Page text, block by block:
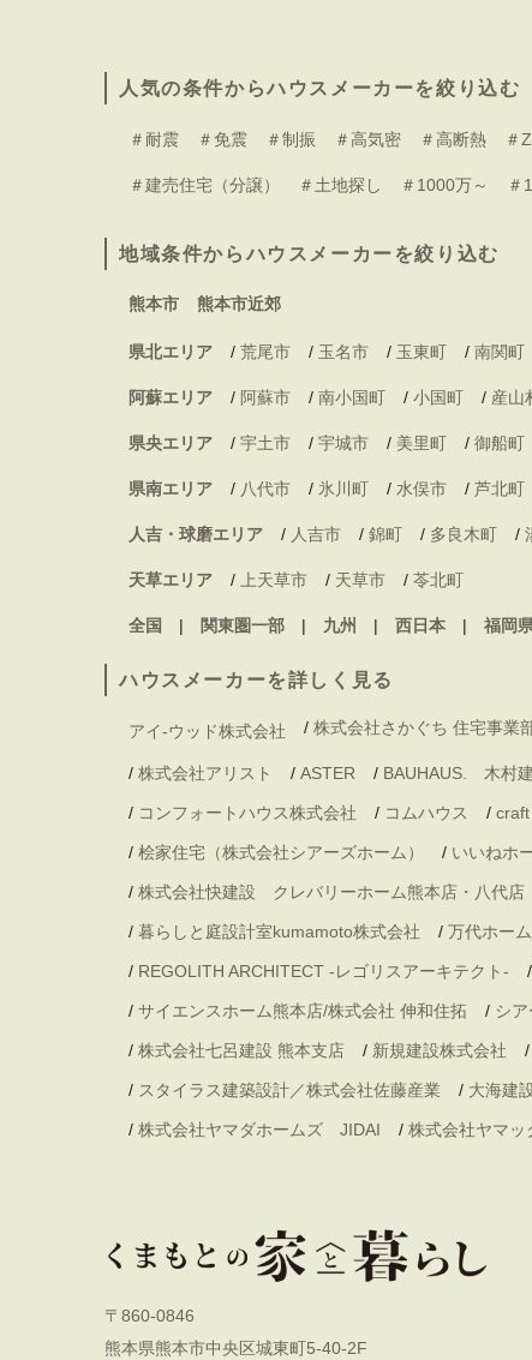
人気の条件からハウスメーカーを絞り込む
＃耐震 ＃免震 ＃制振 ＃高気密 ＃高断熱 ＃
＃建売住宅（分譲） ＃土地探し ＃1000万～ ＃
地域条件からハウスメーカーを絞り込む
熊本市 熊本市近郊
県北エリア / 荒尾市 / 玉名市 / 玉東町 / 南関町
阿蘇エリア / 阿蘇市 / 南小国町 / 小国町 / 産山
県央エリア / 宇土市 / 宇城市 / 美里町 / 御船町
県南エリア / 八代市 / 氷川町 / 水俣市 / 芦北町
人吉・球磨エリア / 人吉市 / 錦町 / 多良木町 /
天草エリア / 上天草市 / 天草市 / 苓北町
全国 関東圏一部 九州 西日本 福岡
ハウスメーカーを詳しく見る
アイ-ウッド株式会社 / 株式会社さかぐち 住宅事業
/ 株式会社アリスト / ASTER / BAUHAUS. 木村
/ コンフォートハウス株式会社 / コムハウス / craft
/ 桧家住宅（株式会社シアーズホーム） / いいねホ
/ 株式会社快建設 クレバリーホーム熊本店・八代店
/ 暮らしと庭設計室kumamoto株式会社 / 万代ホーム
/ REGOLITH ARCHITECT -レゴリスアーキテクト- /
/ サイエンスホーム熊本店/株式会社 伸和住拓 / シ
/ 株式会社七呂建設 熊本支店 / 新規建設株式会社 /
/ スタイラス建築設計／株式会社佐藤産業 / 大海建
/ 株式会社ヤマダホームズ JIDAI / 株式会社ヤマッ
〒860-0846
熊本県熊本市中央区城東町5-40-2F